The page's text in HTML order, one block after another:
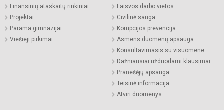
Finansinių ataskaitų rinkiniai
Projektai
Parama gimnazijai
Viešieji pirkimai
Laisvos darbo vietos
Civilinė sauga
Korupcijos prevencija
Asmens duomenų apsauga
Konsultavimasis su visuomene
Dažniausiai užduodami klausimai
Pranešėjų apsauga
Teisinė informacija
Atviri duomenys